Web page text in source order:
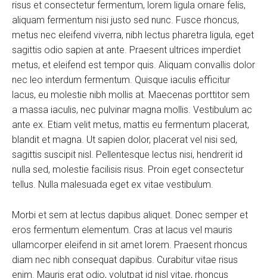
risus et consectetur fermentum, lorem ligula ornare felis,
aliquam fermentum nisi justo sed nunc. Fusce rhoncus,
metus nec eleifend viverra, nibh lectus pharetra ligula, eget
sagittis odio sapien at ante. Praesent ultrices imperdiet
metus, et eleifend est tempor quis. Aliquam convallis dolor
nec leo interdum fermentum. Quisque iaculis efficitur
lacus, eu molestie nibh mollis at. Maecenas porttitor sem
a massa iaculis, nec pulvinar magna mollis. Vestibulum ac
ante ex. Etiam velit metus, mattis eu fermentum placerat,
blandit et magna. Ut sapien dolor, placerat vel nisi sed,
sagittis suscipit nisl. Pellentesque lectus nisi, hendrerit id
nulla sed, molestie facilisis risus. Proin eget consectetur
tellus. Nulla malesuada eget ex vitae vestibulum.
Morbi et sem at lectus dapibus aliquet. Donec semper et
eros fermentum elementum. Cras at lacus vel mauris
ullamcorper eleifend in sit amet lorem. Praesent rhoncus
diam nec nibh consequat dapibus. Curabitur vitae risus
enim. Mauris erat odio, volutpat id nisl vitae, rhoncus